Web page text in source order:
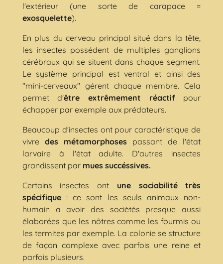
l'extérieur (une sorte de carapace =
exosquelette).
En plus du cerveau principal situé dans la tête,
les insectes possédent de multiples ganglions
cérébraux qui se situent dans chaque segment.
Le système principal est ventral et ainsi des
"mini-cerveaux" gérent chaque membre. Cela
permet d'être extrêmement réactifpour
échapper par exemple aux prédateurs.
Beaucoup d'insectes ont pour caractéristique de
vivre des métamorphosespassant de l'état
larvaire à l'état adulte. D'autres insectes
grandissent par mues succéssives.
Certains insectes ont une sociabilité très
spécifique: ce sont les seuls animaux non-
humain a avoir des sociètés presque aussi
élaborées que les nôtres comme les fourmis ou
les termites par exemple. La colonie se structure
de façon complexe avec parfois une reine et
parfois plusieurs.